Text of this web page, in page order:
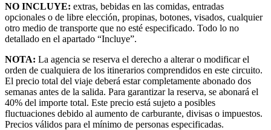
NO INCLUYE: extras, bebidas en las comidas, entradas
opcionales o de libre elección, propinas, botones, visados, cualquier
otro medio de transporte que no esté especificado. Todo lo no
detallado en el apartado “Incluye”.
NOTA: La agencia se reserva el derecho a alterar o modificar el
orden de cualquiera de los itinerarios comprendidos en este circuito.
El precio total del viaje deberá estar completamente abonado dos
semanas antes de la salida. Para garantizar la reserva, se abonará el
40% del importe total. Este precio está sujeto a posibles
fluctuaciones debido al aumento de carburante, divisas o impuestos.
Precios válidos para el mínimo de personas especificadas.